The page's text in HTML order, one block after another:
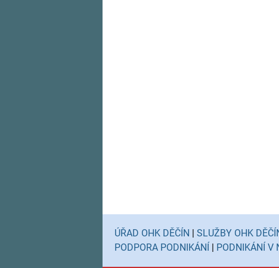
ÚŘAD OHK DĚČÍN | SLUŽBY OHK
PODPORA PODNIKÁNÍ | PODNIKÁNÍ V